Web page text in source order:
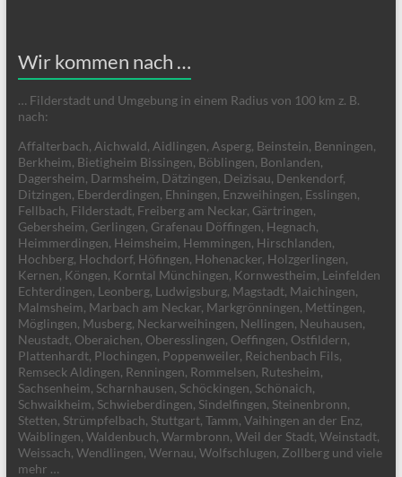
Wir kommen nach …
… Filderstadt und Umgebung in einem Radius von 100 km z. B.
nach:
Affalterbach, Aichwald, Aidlingen, Asperg, Beinstein, Benningen,
Berkheim, Bietigheim Bissingen, Böblingen, Bonlanden,
Dagersheim, Darmsheim, Dätzingen, Deizisau, Denkendorf,
Ditzingen, Eberderdingen, Ehningen, Enzweihingen, Esslingen,
Fellbach, Filderstadt, Freiberg am Neckar, Gärtringen,
Gebersheim, Gerlingen, Grafenau Döffingen, Hegnach,
Heimmerdingen, Heimsheim, Hemmingen, Hirschlanden,
Hochberg, Hochdorf, Höfingen, Hohenacker, Holzgerlingen,
Kernen, Köngen, Korntal Münchingen, Kornwestheim, Leinfelden
Echterdingen, Leonberg, Ludwigsburg, Magstadt, Maichingen,
Malmsheim, Marbach am Neckar, Markgrönningen, Mettingen,
Möglingen, Musberg, Neckarweihingen, Nellingen, Neuhausen,
Neustadt, Oberaichen, Oberesslingen, Oeffingen, Ostfildern,
Plattenhardt, Plochingen, Poppenweiler, Reichenbach Fils,
Remseck Aldingen, Renningen, Rommelsen, Rutesheim,
Sachsenheim, Scharnhausen, Schöckingen, Schönaich,
Schwaikheim, Schwieberdingen, Sindelfingen, Steinenbronn,
Stetten, Strümpfelbach, Stuttgart, Tamm, Vaihingen an der Enz,
Waiblingen, Waldenbuch, Warmbronn, Weil der Stadt, Weinstadt,
Weissach, Wendlingen, Wernau, Wolfschlugen, Zollberg und viele
mehr …